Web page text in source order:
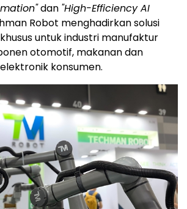
dan "High-Efficiency AI
Robot menghadirkan solusi
untuk industri manufaktur
otomotif, makanan dan
konsumen.